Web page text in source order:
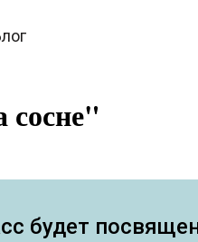
будет